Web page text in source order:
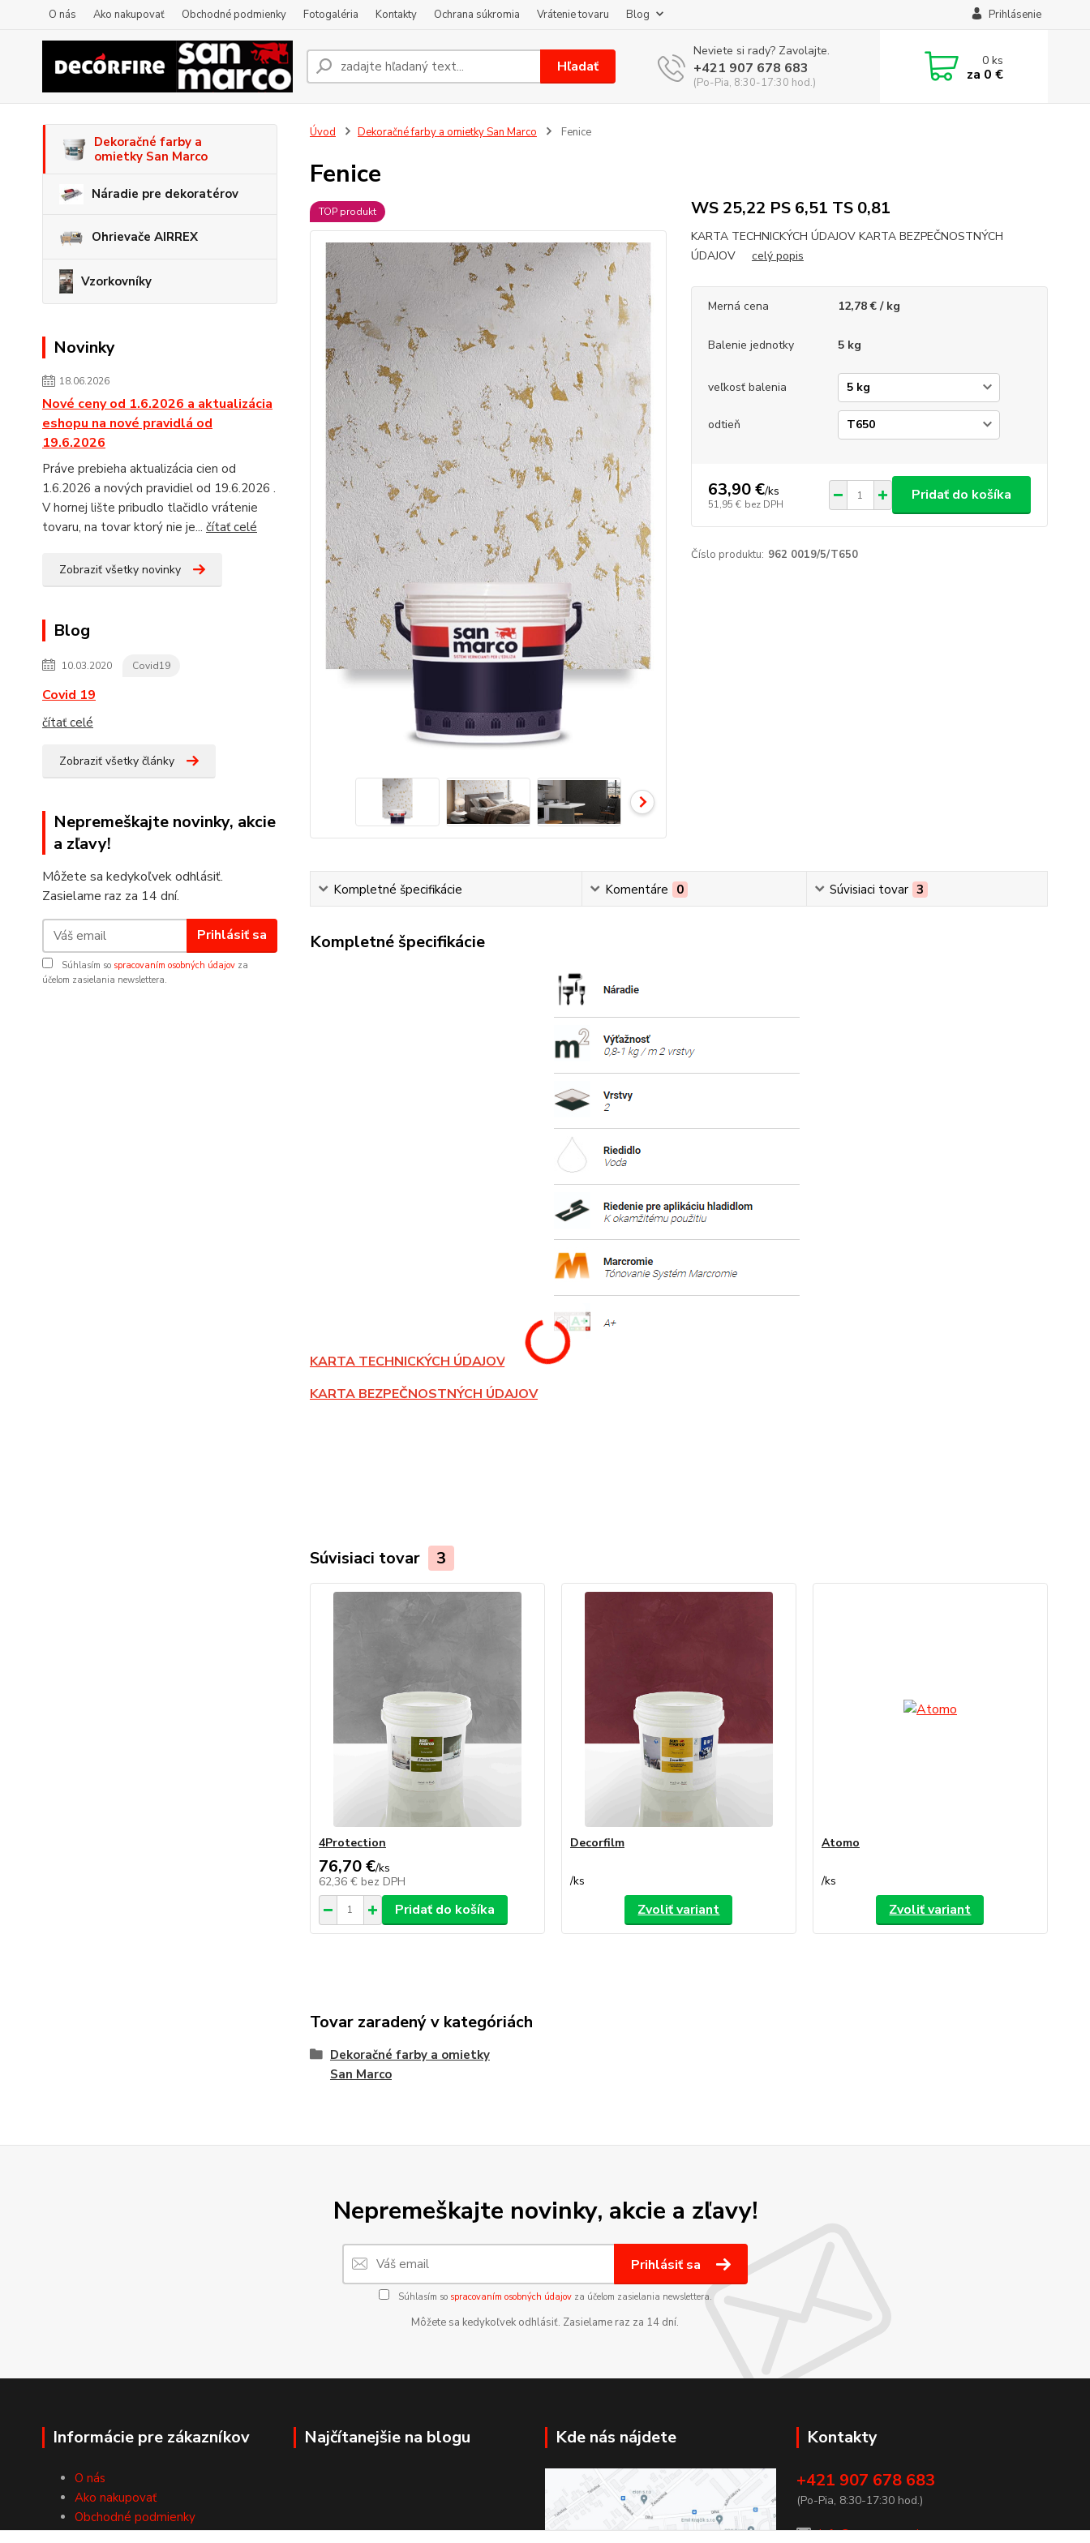
O nás Ako nakupovať Obchodné podmienky Fotogaléria Kontakty Ochrana súkromia Vrátenie tovaru Blog Prihlásenie
Hľadať
Neviete si rady? Zavolajte.
+421 907 678 683
(Po-Pia, 8:30-17:30 hod.)
0ks
za 0 €
Dekoračné farby a
omietky San Marco
Náradie pre dekoratérov
Ohrievače AIRREX
Vzorkovníky
Novinky
18.06.2026
Nové ceny od 1.6.2026 a aktualizácia
eshopu na nové pravidlá od
19.6.2026
Práve prebieha aktualizácia cien od
1.6.2026 a nových pravidiel od 19.6.2026 .
V hornej lište pribudlo tlačidlo vrátenie
tovaru, na tovar ktorý nie je... čítať celé
Zobraziť všetky novinky
Blog
10.03.2020 Covid19
Covid 19
čítať celé
Zobraziť všetky články
Nepremeškajte novinky, akcie
a zľavy!
Môžete sa kedykoľvek odhlásiť.
Zasielame raz za 14 dní.
Prihlásiť sa
Súhlasím so spracovaním osobných údajov za
účelom zasielania newslettera.
Úvod Dekoračné farby a omietky San Marco Fenice
Fenice
TOP produkt WS 25,22 PS 6,51 TS 0,81
KARTA TECHNICKÝCH ÚDAJOV KARTA BEZPEČNOSTNÝCH
ÚDAJOV celý popis
Merná cena 12,78 € / kg
Balenie jednotky 5 kg
veľkosť balenia
odtieň
63,90 €/ks
51,95 € bez DPH
Pridať do košíka
Číslo produktu: 962 0019/5/T650
Kompletné špecifikácie Komentáre 0 Súvisiaci tovar 3
Kompletné špecifikácie
KARTA TECHNICKÝCH ÚDAJOV
KARTA BEZPEČNOSTNÝCH ÚDAJOV
Súvisiaci tovar 3
4Protection
76,70 €/ks
62,36 € bez DPH
Pridať do košíka
Decorfilm
/ks
Zvoliť variant
Atomo
/ks
Zvoliť variant
Tovar zaradený v kategóriách
Dekoračné farby a omietky
San Marco
Nepremeškajte novinky, akcie a zľavy!
Prihlásiť sa
Súhlasím so spracovaním osobných údajovza účelom zasielania newslettera.
Môžete sa kedykoľvek odhlásiť. Zasielame raz za 14 dní.
Informácie pre zákazníkov
O nás
Ako nakupovať
Obchodné podmienky
Fotogaléria
Najčítanejšie na blogu Kde nás nájdete
Kontakty
+421 907 678 683
(Po-Pia, 8:30-17:30 hod.)
info@san-marco.sk